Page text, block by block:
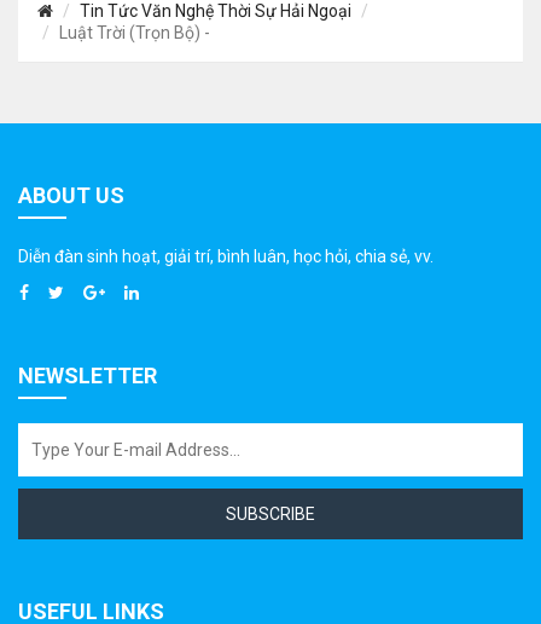
Tin Tức Văn Nghệ Thời Sự Hải Ngoại
Luật Trời (Trọn Bộ) -
ABOUT US
Diễn đàn sinh hoạt, giải trí, bình luân, học hỏi, chia sẻ, vv.
NEWSLETTER
SUBSCRIBE
USEFUL LINKS